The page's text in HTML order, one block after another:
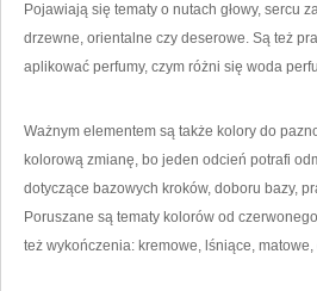
Pojawiają się tematy o nutach głowy, sercu
drzewne, orientalne czy deserowe. Są też
aplikować perfumy, czym różni się woda
Ważnym elementem są także kolory do
kolorową zmianę, bo jeden odcień potrafi
dotyczące bazowych kroków, doboru bazy,
Poruszane są tematy kolorów od
też wykończenia: kremowe, lśniące, matowe,